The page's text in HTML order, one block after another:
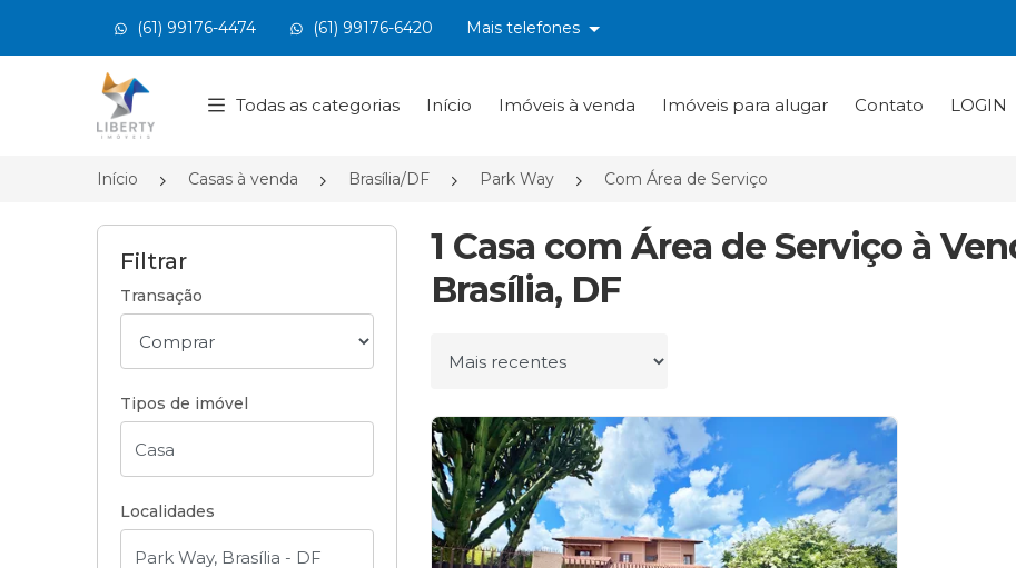
(61) 99176-4474 (61) 99176-6420 Mais telefones
Página inicial
Todas as categorias Início Imóveis à venda Imóveis para alugar Contato LOGIN
Início Casas à venda Brasília/DF Park Way Com Área de Serviço
Filtrar
Transação
Tipos de imóvel
Localidades
1 Casa com Área de Serviço à
Brasília, DF
Ordenar por